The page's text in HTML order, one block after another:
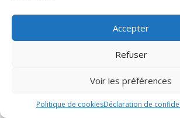
Accepter
Refuser
Voir les préférences
Politique de cookiesDéclaration de